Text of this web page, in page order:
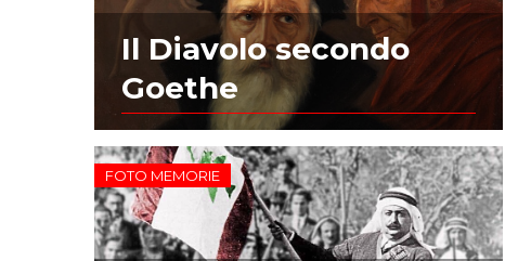
Il Diavolo secondo
Goethe
FOTO MEMORIE